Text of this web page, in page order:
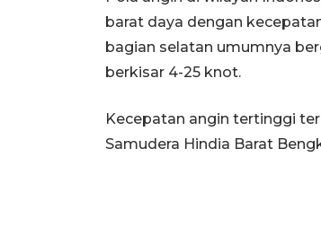
barat daya dengan
bagian selatan umumnya
berkisar 4-25 knot.
Kecepatan angin tertinggi
Samudera Hindia Barat